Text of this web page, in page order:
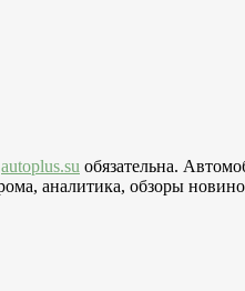
autoplus.su обязательна.
аналитика, обзоры